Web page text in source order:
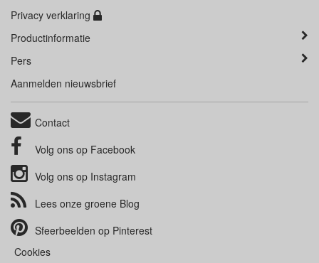
Privacy verklaring
Productinformatie
Pers
Aanmelden nieuwsbrief
Contact
Volg ons op Facebook
Volg ons op Instagram
Lees onze groene Blog
Sfeerbeelden op Pinterest
Cookies